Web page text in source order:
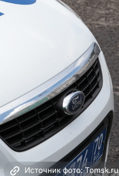
Источник фото: Tomsk.ru